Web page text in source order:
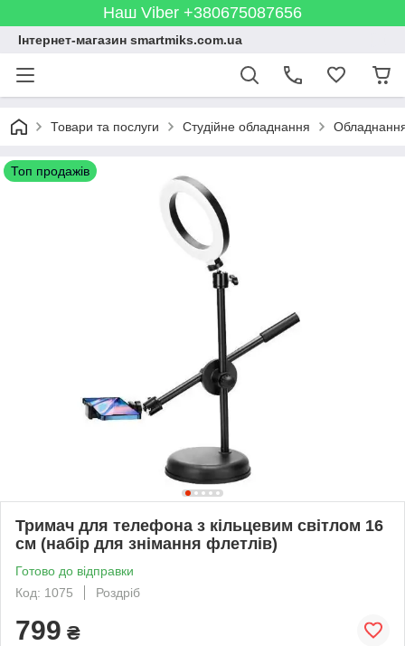
Наш Viber +380675087656
Інтернет-магазин smartmiks.com.ua
Товари та послуги Студійне обладнання
Топ продажів
Тримач для телефона з кільцевим світлом 16
см (набір для знімання флетлів)
Готово до відправки
Код: 1075
Роздріб
799 ₴